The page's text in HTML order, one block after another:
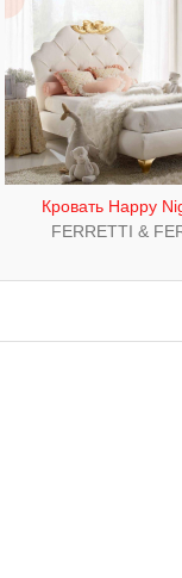
Кровать Happy
FERRETTI &